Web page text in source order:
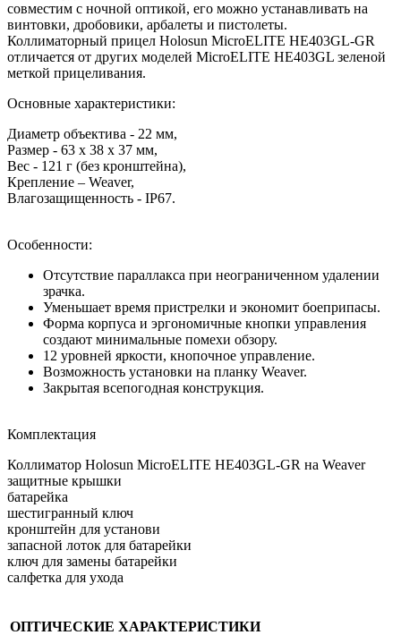
совместим с ночной оптикой, его можно устанавливать на
винтовки, дробовики, арбалеты и пистолеты.
Коллиматорный прицел Holosun MicroELITE HE403GL-GR
отличается от других моделей MicroELITE HE403GL зеленой
меткой прицеливания.
Основные характеристики:
Диаметр объектива - 22 мм,
Размер - 63 x 38 x 37 мм,
Вес - 121 г (без кронштейна),
Крепление – Weaver,
Влагозащищенность - IP67.
Особенности:
Отсутствие параллакса при неограниченном удалении
зрачка.
Уменьшает время пристрелки и экономит боеприпасы.
Форма корпуса и эргономичные кнопки управления
создают минимальные помехи обзору.
12 уровней яркости, кнопочное управление.
Возможность установки на планку Weaver.
Закрытая всепогодная конструкция.
Комплектация
Коллиматор Holosun MicroELITE HE403GL-GR на Weaver
защитные крышки
батарейка
шестигранный ключ
кронштейн для установи
запасной лоток для батарейки
ключ для замены батарейки
салфетка для ухода
ОПТИЧЕСКИЕ ХАРАКТЕРИСТИКИ